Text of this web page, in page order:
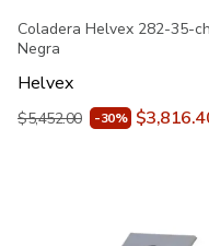
Coladera Helvex 282-35-
Negra
Helvex
$5,452.00 -30%